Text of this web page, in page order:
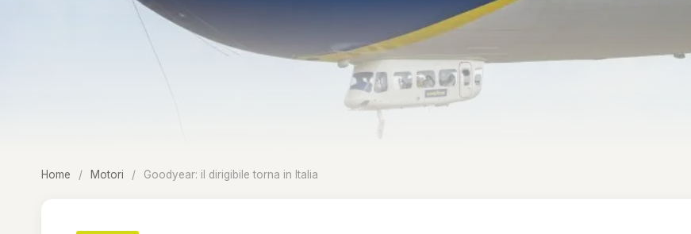
Home / Motori / Goodyear: il dirigibile torna in Italia